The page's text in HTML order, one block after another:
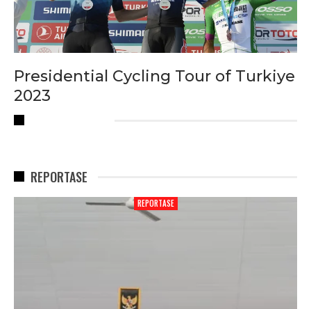
Presidential Cycling Tour of Turkiye
2023
REPORTASE
REPORTASE